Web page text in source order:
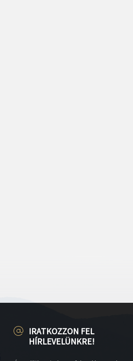
IRATKOZZON FEL
HÍRLEVELÜNKRE!